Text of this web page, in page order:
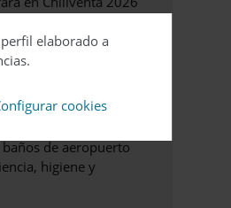
de refrigeración
residual en la
de aeropuerto
higiene y
elaborado a
cookies